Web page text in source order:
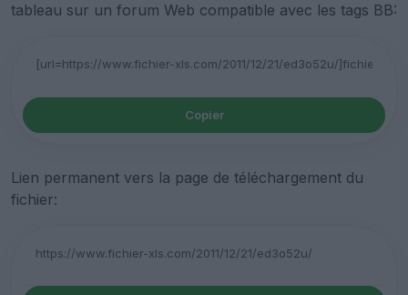
tableau sur un forum Web compatible avec les tags BB:
Copier
Lien permanent vers la page de téléchargement du
fichier: